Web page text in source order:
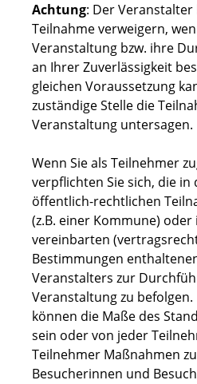
Achtung: Der
Teilnahme verweigern,
Veranstaltung bzw. ihre
an Ihrer Zuverlässigkeit
gleichen Voraussetzung
zuständige Stelle die
Veranstaltung untersagen.
Wenn Sie als Teilnehmer
verpflichten Sie sich, die in
öffentlich-rechtlichen
(z.B. einer Kommune)
vereinbarten
Bestimmungen
Veranstalters zur
Veranstaltung zu befolgen.
können die Maße des
sein oder von jeder
Teilnehmer Maßnahmen
Besucherinnen und